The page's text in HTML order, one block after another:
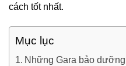
cách tốt nhất.
Mục lục
Những Gara bảo